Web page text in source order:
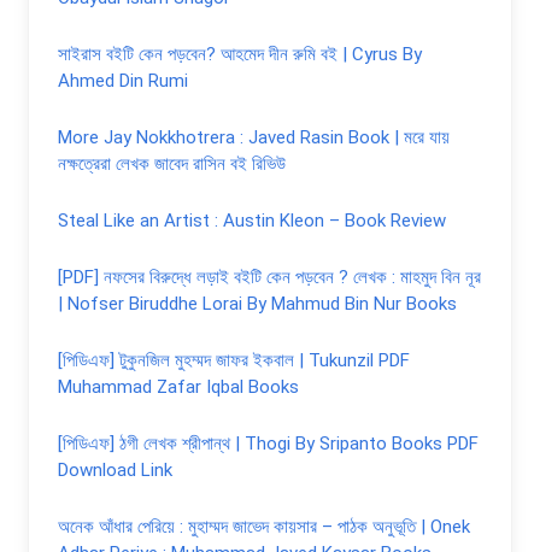
সাইরাস বইটি কেন পড়বেন? আহমেদ দীন রুমি বই | Cyrus By
Ahmed Din Rumi
More Jay Nokkhotrera : Javed Rasin Book | মরে যায়
নক্ষত্রেরা লেখক জাবেদ রাসিন বই রিভিউ
Steal Like an Artist : Austin Kleon – Book Review
[PDF] নফসের বিরুদ্ধে লড়াই বইটি কেন পড়বেন ? লেখক : মাহমুদ বিন নূর
| Nofser Biruddhe Lorai By Mahmud Bin Nur Books
[পিডিএফ] টুকুনজিল মুহম্মদ জাফর ইকবাল | Tukunzil PDF
Muhammad Zafar Iqbal Books
[পিডিএফ] ঠগী লেখক শ্রীপান্থ | Thogi By Sripanto Books PDF
Download Link
অনেক আঁধার পেরিয়ে : মুহাম্মদ জাভেদ কায়সার – পাঠক অনুভূতি | Onek